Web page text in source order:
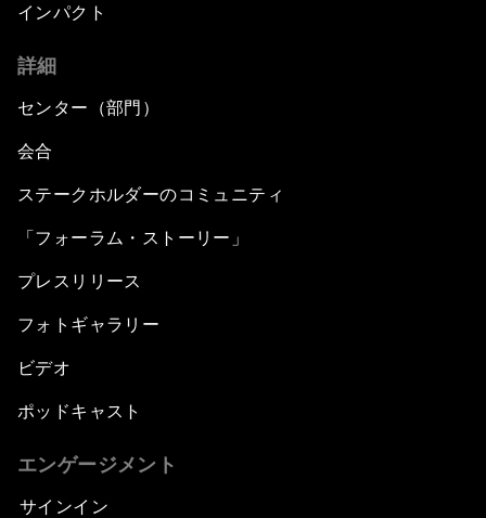
インパクト
詳細
センター（部門）
会合
ステークホルダーのコミュニティ
「フォーラム・ストーリー」
プレスリリース
フォトギャラリー
ビデオ
ポッドキャスト
エンゲージメント
サインイン